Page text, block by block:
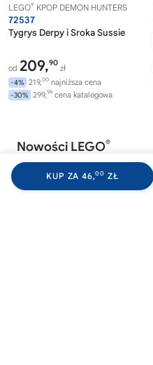
KUP ZA 46,00 ZŁ
LEGO® KPOP DEMON HUNTERS
72537
Tygrys Derpy i Sroka Sussie
od 209,90
zł
-4% 219,00 najniższa cena
-30% 299,99 cena katalogowa
Nowości LEGO®